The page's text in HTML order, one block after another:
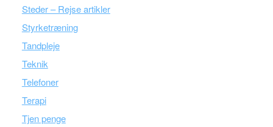
Steder – Rejse artikler
Styrketræning
Tandpleje
Teknik
Telefoner
Terapi
Tjen penge